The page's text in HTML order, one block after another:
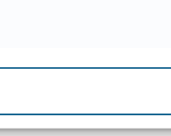
å
at